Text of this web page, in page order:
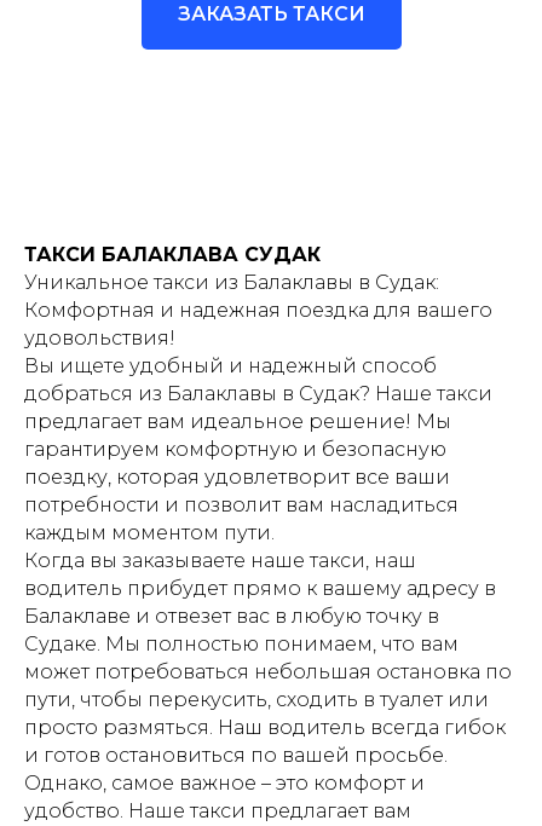
ЗАКАЗАТЬ ТАКСИ
ТАКСИ БАЛАКЛАВА СУДАК
Уникальное такси из Балаклавы в Судак:
Комфортная и надежная поездка для вашего
удовольствия!
Вы ищете удобный и надежный способ
добраться из Балаклавы в Судак? Наше такси
предлагает вам идеальное решение! Мы
гарантируем комфортную и безопасную
поездку, которая удовлетворит все ваши
потребности и позволит вам насладиться
каждым моментом пути.
Когда вы заказываете наше такси, наш
водитель прибудет прямо к вашему адресу в
Балаклаве и отвезет вас в любую точку в
Судаке. Мы полностью понимаем, что вам
может потребоваться небольшая остановка по
пути, чтобы перекусить, сходить в туалет или
просто размяться. Наш водитель всегда гибок
и готов остановиться по вашей просьбе.
Однако, самое важное – это комфорт и
удобство. Наше такси предлагает вам